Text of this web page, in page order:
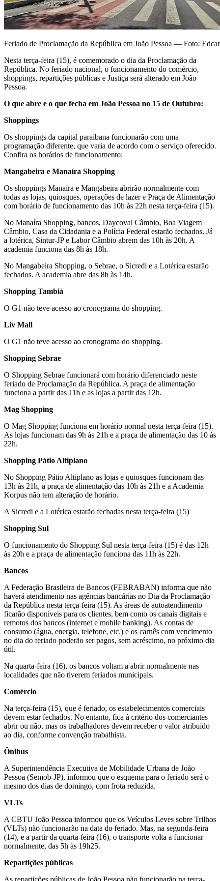
Feriado de Proclamação da República em João Pessoa — Foto:
Nesta terça-feira (15), é comemorado o dia da Proclamação da
República. No feriado nacional, o funcionamento do comércio,
shoppings, repartições públicas e Justiça será alterado em João
Pessoa.
O que abre e o que fecha em João Pessoa no 15 de Outubro:
Shoppings
Os shoppings da capital paraibana funcionarão com uma
programação diferente, que varia de acordo com o serviço oferecido.
Confira os horários de funcionamento:
Mangabeira e Manaíra Shopping
Os shoppings Manaíra e Mangabeira abrirão normalmente com
todas as lojas, quiosques, operações de lazer e Praça de Alimentação
com horário de funcionamento das 10h às 22h nesta terça-feira (15).
No Manaíra Shopping, bancos, Daycoval Câmbio, Boa Viagem
Câmbio, Casa da Cidadania e a Polícia Federal estarão fechados. Já
a lotérica, Sintur-JP e Labor Câmbio abrem das 10h às 20h. A
academia funciona das 8h às 18h.
No Mangabeira Shopping, o Sebrae, o Sicredi e a Lotérica estarão
fechados. A academia abre das 8h às 14h.
Shopping Tambiá
O G1 não teve acesso ao cronograma do shopping.
Liv Mall
O G1 não teve acesso ao cronograma do shopping.
Shopping Sebrae
O Shopping Sebrae funcionará com horário diferenciado neste
feriado de Proclamação da República. A praça de alimentação
funciona a partir das 11h e as lojas a partir das 12h.
Mag Shopping
O Mag Shopping funciona em horário normal nesta terça-feira (15).
As lojas funcionam das 9h às 21h e a praça de alimentação das 10 às
22h.
Shopping Pátio Altiplano
No Shopping Pátio Altiplano as lojas e quiosques funcionam das
13h às 21h, a praça de alimentação das 10h às 21h e a Academia
Korpus não tem alteração de horário.
A Sicredi e a Lotérica estarão fechadas nesta terça-feira (15)
Shopping Sul
O funcionamento do Shopping Sul nesta terça-feira (15) é das 12h
às 20h e a praça de alimentação funciona das 11h às 22h.
Bancos
A Federação Brasileira de Bancos (FEBRABAN) informa que não
haverá atendimento nas agências bancárias no Dia da Proclamação
da República nesta terça-feira (15). As áreas de autoatendimento
ficarão disponíveis para os clientes, bem como os canais digitais e
remotos dos bancos (internet e mobile banking). As contas de
consumo (água, energia, telefone, etc.) e os carnês com vencimento
no dia do feriado poderão ser pagos, sem acréscimo, no próximo dia
útil.
Na quarta-feira (16), os bancos voltam a abrir normalmente nas
localidades que não tiverem feriados municipais.
Comércio
Na terça-feira (15), que é feriado, os estabelecimentos comerciais
devem estar fechados. No entanto, fica à critério dos comerciantes
abrir ou não, mas os trabalhadores devem receber o valor atribuído
ao dia, conforme convenção trabalhista.
Ônibus
A Superintendência Executiva de Mobilidade Urbana de João
Pessoa (Semob-JP), informou que o esquema para o feriado será o
mesmo dos dias de domingo, com frota reduzida.
VLTs
A CBTU João Pessoa informou que os Veículos Leves sobre Trilhos
(VLTs) não funcionarão na data do feriado. Mas, na segunda-feira
(14), e a partir da quarta-feira (16), o transporte volta a funcionar
normalmente, das 5h às 19h25.
Repartições públicas
As repartições públicas de João Pessoa não funcionarão na terça-